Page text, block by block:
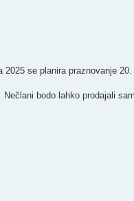
se planira praznovanje
bodo lahko prodajali